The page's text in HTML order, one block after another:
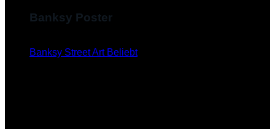
Banksy Poster
Banksy Street Art